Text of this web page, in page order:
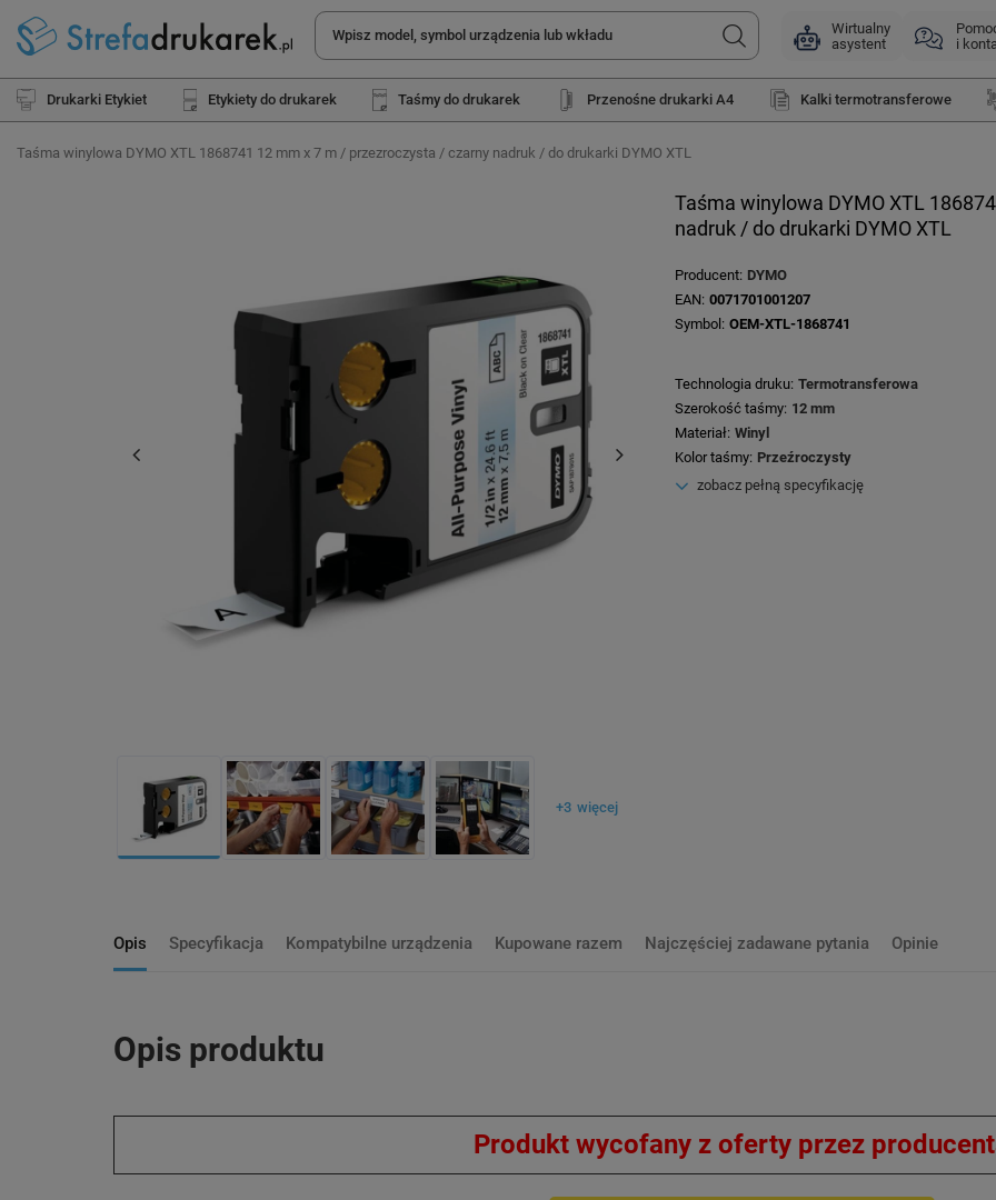
Wirtualny
asystent
i
Drukarki Etykiet Etykiety do drukarek Taśmy do drukarek Przenośne drukarki A4 Kalki termotransferowe
Taśma winylowa DYMO XTL 1868741 12 mm x 7 m / przezroczysta / czarny nadruk / do drukarki DYMO XTL
+3 więcej
Taśma winylowa DYMO XTL
nadruk / do drukarki DYMO XTL
Producent DYMO
EAN 0071701001207
Symbol
OEM-XTL-1868741
Technologia druku Termotransferowa
Szerokość taśmy 12 mm
Materiał Winyl
Kolor taśmy Przeźroczysty
zobacz pełną specyfikację
Opis Specyfikacja Kompatybilne urządzenia Kupowane razem Najczęściej zadawane pytania Opinie
Opis produktu
Produkt wycofany z oferty przez